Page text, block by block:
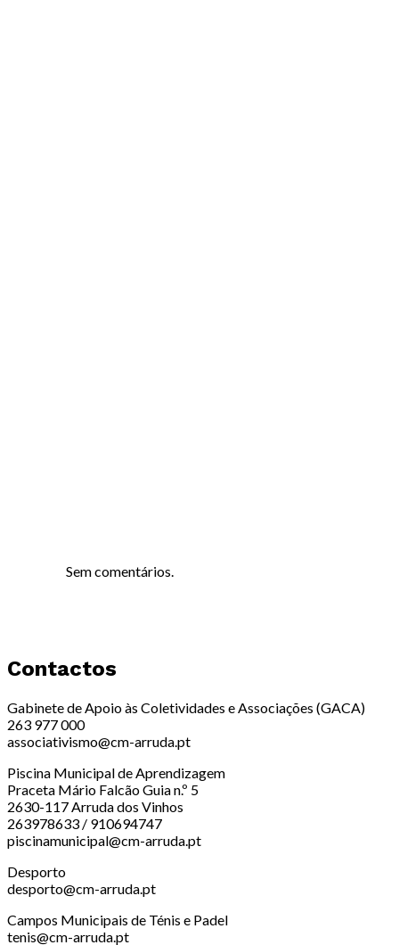
Sem comentários.
Contactos
Gabinete de Apoio às Coletividades e Associações (GACA)
263 977 000
associativismo@cm-arruda.pt
Piscina Municipal de Aprendizagem
Praceta Mário Falcão Guia n.º 5
2630-117 Arruda dos Vinhos
263978633 / 910694747
piscinamunicipal@cm-arruda.pt
Desporto
desporto@cm-arruda.pt
Campos Municipais de Ténis e Padel
tenis@cm-arruda.pt